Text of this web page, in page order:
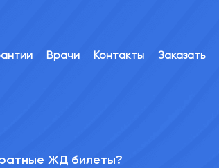
Врачи Контакты Заказать
ЖД билеты?